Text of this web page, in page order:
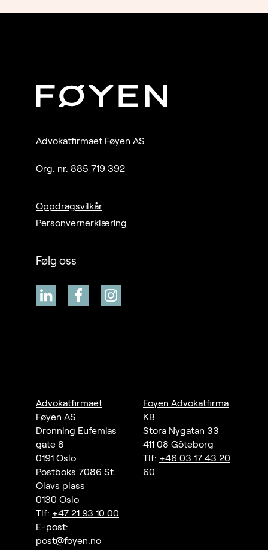
Advokatfirmaet Føyen AS
Org. nr. 885 719 392
Oppdragsvilkår
Personvernerklæring
Følg oss
Advokatfirmaet
Føyen AS
Dronning Eufemias
gate 8
0191 Oslo
Postboks 7086 St.
Olavs plass
0130 Oslo
Tlf: +47 21 93 10 00
E-post:
post@foyen.no
Foyen Advokatfirma
KB
Stora Nygatan 33
411 08 Göteborg
Tlf: +46 03 17 43 20
60